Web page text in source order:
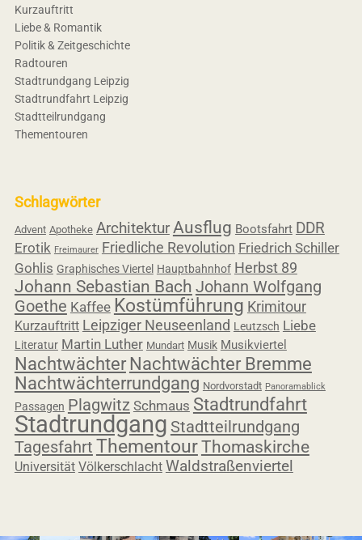
Kurzauftritt
Liebe & Romantik
Politik & Zeitgeschichte
Radtouren
Stadtrundgang Leipzig
Stadtrundfahrt Leipzig
Stadtteilrundgang
Thementouren
Schlagwörter
Advent Apotheke Architektur Ausflug Bootsfahrt DDR
Erotik Freimaurer Friedliche Revolution Friedrich Schiller
Gohlis Graphisches Viertel Hauptbahnhof Herbst 89
Johann Sebastian Bach Johann Wolfgang
Goethe Kaffee Kostümführung Krimitour
Kurzauftritt Leipziger Neuseenland Leutzsch Liebe
Literatur Martin Luther Mundart Musik Musikviertel
NachtwächterNachtwächter Bremme
Nachtwächterrundgang Nordvorstadt Panoramablick
Passagen Plagwitz Schmaus Stadtrundfahrt
Stadtrundgang Stadtteilrundgang
Tagesfahrt ThementourThomaskirche
Universität Völkerschlacht Waldstraßenviertel